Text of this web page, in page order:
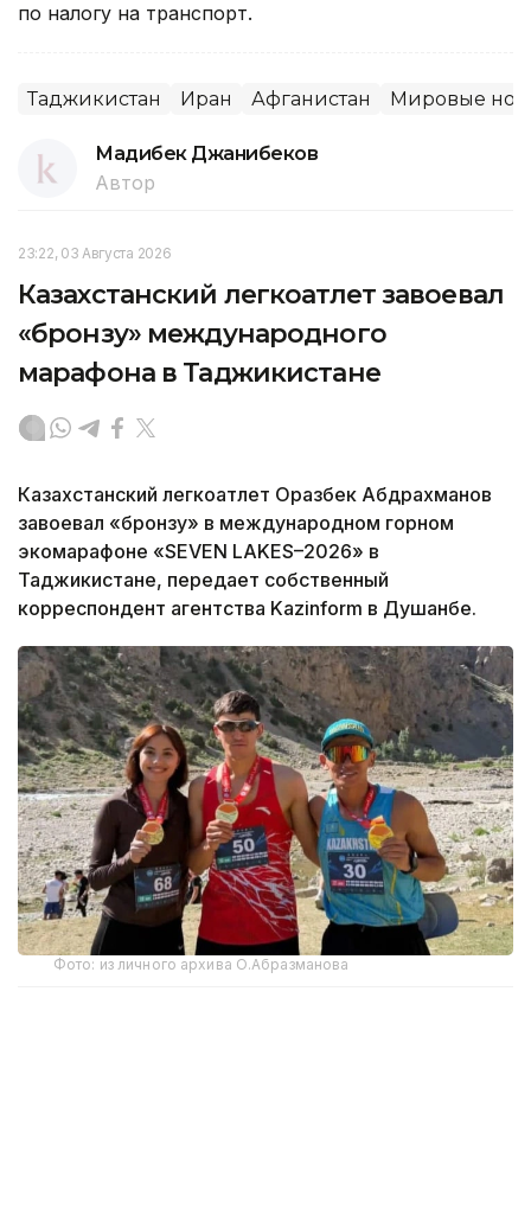
по налогу на транспорт.
Таджикистан Иран Афганистан Мировые
Мадибек Джанибеков
Автор
23:22, 03 Августа 2026
Казахстанский легкоатлет завоевал
«бронзу» международного
марафона в Таджикистане
Казахстанский легкоатлет Оразбек Абдрахманов
завоевал «бронзу» в международном горном
экомарафоне «SEVEN LAKES–2026» в
Таджикистане, передает собственный
корреспондент агентства Kazinform в Душанбе.
Фото: из личного архива О.Абразманова